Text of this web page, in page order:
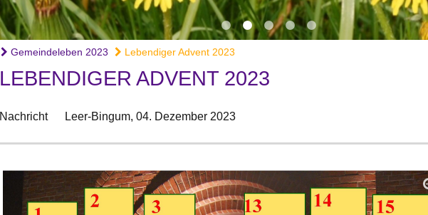
Gemeindeleben 2023 Lebendiger Advent 2023
LEBENDIGER ADVENT 2023
Nachricht Leer-Bingum, 04. Dezember 2023